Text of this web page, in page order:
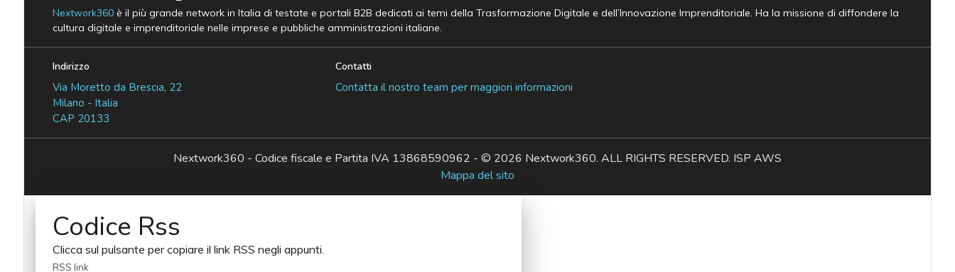
Nextwork360è il più grande network in Italia di testate e portali B2B dedicati ai temi della Trasformazione Digitale e dell’Innovazione Imprenditoriale. Ha la missione di diffondere la
cultura digitale e imprenditoriale nelle imprese e pubbliche amministrazioni italiane.
Indirizzo
Via Moretto da Brescia, 22
Milano - Italia
CAP 20133
Contatti
Contatta il nostro team per maggiori informazioni
Nextwork360 - Codice fiscale e Partita IVA 13868590962 - © 2026 Nextwork360. ALL RIGHTS RESERVED. ISP AWS
Mappa del sito
Codice Rss
Clicca sul pulsante per copiare il link RSS negli appunti.
RSS link